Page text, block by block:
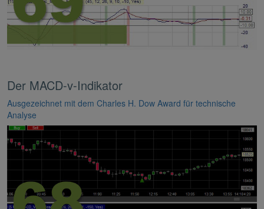
Der MACD-v-Indikator
Ausgezeichnet mit dem Charles H. Dow Award für technische
Analyse